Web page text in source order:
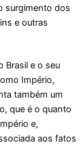
surgimento dos
e outras
Brasil e o seu
Império,
também um
que é o quanto
e,
aos fatos